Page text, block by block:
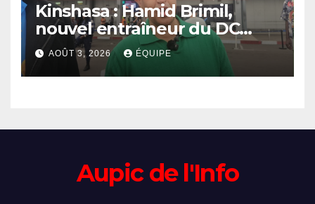
Kinshasa : Hamid Brimil,
nouvel entraîneur du DC
Virunga sur place, cap sur les
préparatifs de la Coupe de la
Confédération de la CAF
AOÛT 3, 2026 ÉQUIPE
Aupic de l'Info